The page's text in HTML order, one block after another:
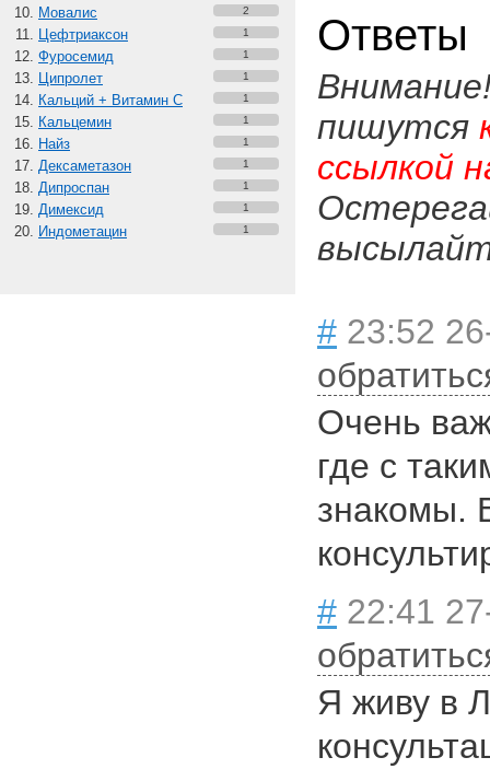
Мовалис 2
Цефтриаксон 1
Фуросемид 1
Ципролет 1
Кальций + Витамин C 1
Кальцемин 1
Найз 1
Дексаметазон 1
Дипроспан 1
Димексид 1
Индометацин 1
Ответы
пишутся
ссылкой
# 23:52
Очень
где с
знакомы.
# 22:41
Я живу в